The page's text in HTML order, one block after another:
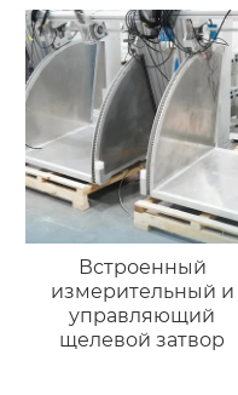
Встроенный
измерительный и
управляющий
щелевой затвор